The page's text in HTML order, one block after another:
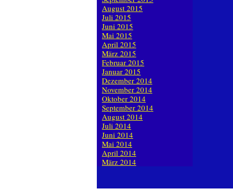
August 2015
Juli 2015
Juni 2015
Mai 2015
April 2015
März 2015
Februar 2015
Januar 2015
Dezember 2014
November 2014
Oktober 2014
September 2014
August 2014
Juli 2014
Juni 2014
Mai 2014
April 2014
März 2014